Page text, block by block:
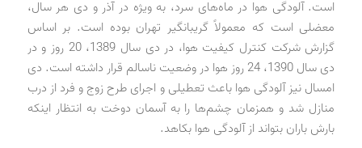
است. آلودگی هوا در ماه‌های سرد، به ویژه در آذر و دی هر سال،
معضلی است که معمولاً گریبانگیر تهران بوده است. بر اساس
گزارش شرکت کنترل کیفیت هوا، در دی سال 1389، 20 روز و در
دی سال 1390، 24 روز هوا در وضعیت ناسالم قرار داشته است. دی
امسال نیز آلودگی هوا باعث تعطیلی و اجرای طرح زوج و فرد از درب
منازل شد و همزمان چشم‌ها را به آسمان دوخت به انتظار اینکه
بارش باران بتواند از آلودگی هوا بکاهد.